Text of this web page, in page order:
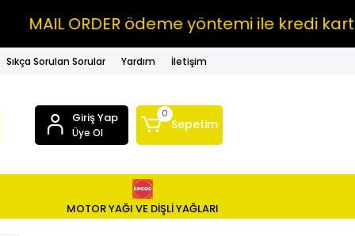
MAIL ORDER ödeme yöntemi ile kredi
Sıkça Sorulan Sorular Yardım İletişim
Giriş Yap
Üye Ol
0
Sepetim
MOTOR YAĞI VE DİŞLİ YAĞLARI